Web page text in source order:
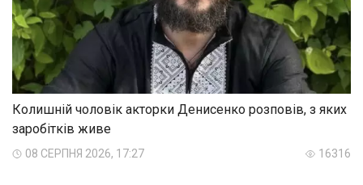
Колишній чоловік акторки Денисенко розповів, з яких
заробітків живе
08 СЕРПНЯ 2026, 17:27 16316